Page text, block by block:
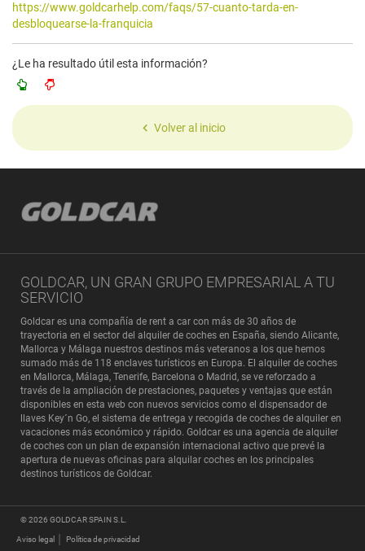
https://www.goldcarhelp.com/faqs/57-cuanto-tarda-en-
desbloquearse-la-franquicia
¿Le ha resultado útil esta información?
Volver al inicio
GOLDCAR, UN GRAN GRUPO EMPRESARIAL A TU
SERVICIO
Goldcar es una compañía de rent a car con más de 30 años de
trayectoria en el sector del alquiler de coches en España, siendo Alicante,
Mallorca y Málaga nuestros destinos más veteranos a los que hemos
sumado más de 118 enclaves turísticos en Europa. El alquiler de coches
en Mallorca, Málaga, Tenerife, Barcelona o Madrid, se ve reforzado a
través de la ampliación de prestaciones, paquetes y ventajas que están
disponibles en esta web con nuevos servicios como el dispensador de
llaves Key´n Go, el sistema de entrega y recogida de coches de alquiler en
vacaciones más económico y rápido. Goldcar es una agencia de alquiler
de coches con un plan de expansión internacional activo que prevé la
apertura de nuevas oficinas para alquilar coches en los principales
destinos turísticos de Goldcar.
© 2026 GOLDCAR SPAIN S.L.
Aviso legal Política de privacidad